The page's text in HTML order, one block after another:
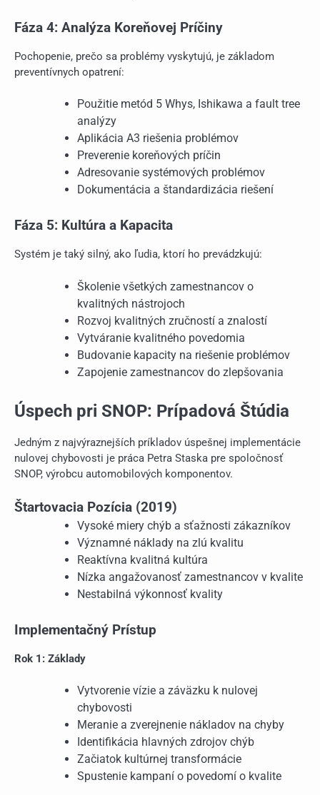
Fáza 4: Analýza Koreňovej Príčiny
Pochopenie, prečo sa problémy vyskytujú, je základom
preventívnych opatrení:
Použitie metód 5 Whys, Ishikawa a fault tree
analýzy
Aplikácia A3 riešenia problémov
Preverenie koreňových príčin
Adresovanie systémových problémov
Dokumentácia a štandardizácia riešení
Fáza 5: Kultúra a Kapacita
Systém je taký silný, ako ľudia, ktorí ho prevádzkujú:
Školenie všetkých zamestnancov o
kvalitných nástrojoch
Rozvoj kvalitných zručností a znalostí
Vytváranie kvalitného povedomia
Budovanie kapacity na riešenie problémov
Zapojenie zamestnancov do zlepšovania
Úspech pri SNOP: Prípadová Štúdia
Jedným z najvýraznejších príkladov úspešnej implementácie
nulovej chybovosti je práca Petra Staska pre spoločnosť
SNOP, výrobcu automobilových komponentov.
Štartovacia Pozícia (2019)
Vysoké miery chýb a sťažnosti zákazníkov
Významné náklady na zlú kvalitu
Reaktívna kvalitná kultúra
Nízka angažovanosť zamestnancov v kvalite
Nestabilná výkonnosť kvality
Implementačný Prístup
Rok 1: Základy
Vytvorenie vízie a záväzku k nulovej
chybovosti
Meranie a zverejnenie nákladov na chyby
Identifikácia hlavných zdrojov chýb
Začiatok kultúrnej transformácie
Spustenie kampaní o povedomí o kvalite